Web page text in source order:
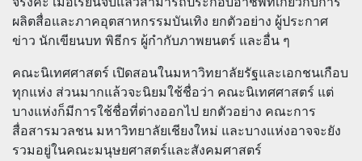
ผลิตสื่อและภาคอุตสาหกรรมบันเทิง ยกตัวอย่าง ผู้ประกาศ
ข่าว นักเขียนบท พิธีกร ผู้กำกับภาพยนตร์ และอื่น ๆ
คณะนิเทศศาสตร์ เปิดสอนในมหาวิทยาลัยรัฐและเอกชนเกือบ
ทุกแห่ง ส่วนมากแล้วจะนิยมใช้ชื่อว่า คณะนิเทศศาสตร์ แต่
บางแห่งก็มีการใช้ชื่อที่ต่างออกไป ยกตัวอย่าง คณะการ
สื่อสารมวลชน มหาวิทยาลัยเชียงใหม่ และบางแห่งอาจจะยัง
รวมอยู่ในคณะมนุษยศาสตร์และสังคมศาสตร์